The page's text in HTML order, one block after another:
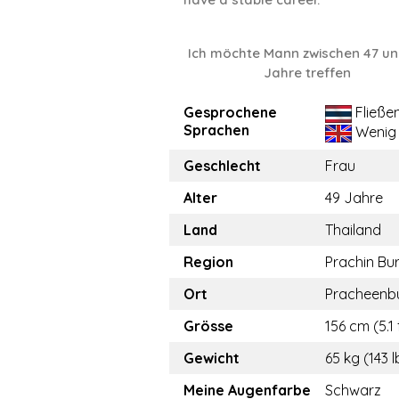
Ich möchte Mann zwischen 47
Jahre treffen
Gesprochene
Sprachen
Wenig
Geschlecht
Frau
Alter
49 Jahre
Land
Thailand
Region
Prachin
Ort
Grösse
156 cm
Gewicht
65 kg (143
Meine Augenfarbe
Schwarz